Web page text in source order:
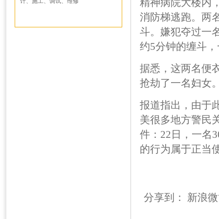
精神病院大楼内
消防梯逃跑。两
斗。嫌犯夺过一
约5分钟的缠斗
据悉，这两名便
抢劫了一名妇女
报道指出，由于
美很多地方警民
件：22日，一名
的行为属于正当
分享到： 新浪